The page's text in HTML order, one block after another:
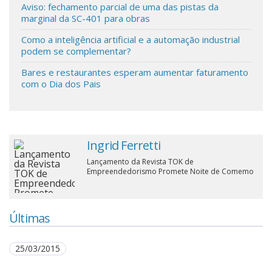
Anuncie
Fale Conosco
Aviso: fechamento parcial de uma das pistas da
marginal da SC-401 para obras
Como a inteligência artificial e a automação industrial
podem se complementar?
Bares e restaurantes esperam aumentar faturamento
com o Dia dos Pais
Ingrid Ferretti
Lançamento da Revista TOK de
Empreendedorismo Promete Noite de Comemo
Últimas
25/03/2015